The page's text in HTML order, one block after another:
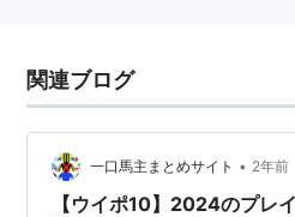
関連ブログ
一口馬主まとめサイト • 2年前
【ウイポ10】2024のプレ